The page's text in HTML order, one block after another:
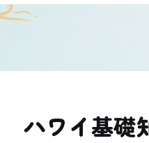
ハワイ基礎